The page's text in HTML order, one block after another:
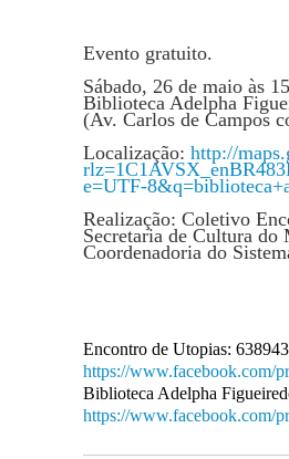
Evento gratuito.
Sábado, 26 de maio às
Biblioteca Adelpha
(Av. Carlos de Campos
Localização: http://
e=UTF-
Realização: Coletivo
Secretaria de Cultura
Coordenadoria do
Encontro de Utopias:
https://www.facebook.com/
Biblioteca Adelpha
https://www.facebook.com/